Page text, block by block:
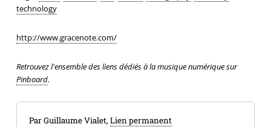
technology
http://www.gracenote.com/
Retrouvez l'ensemble des liens dédiés à la musique numérique sur
Pinboard.
Par Guillaume Vialet, Lien permanent